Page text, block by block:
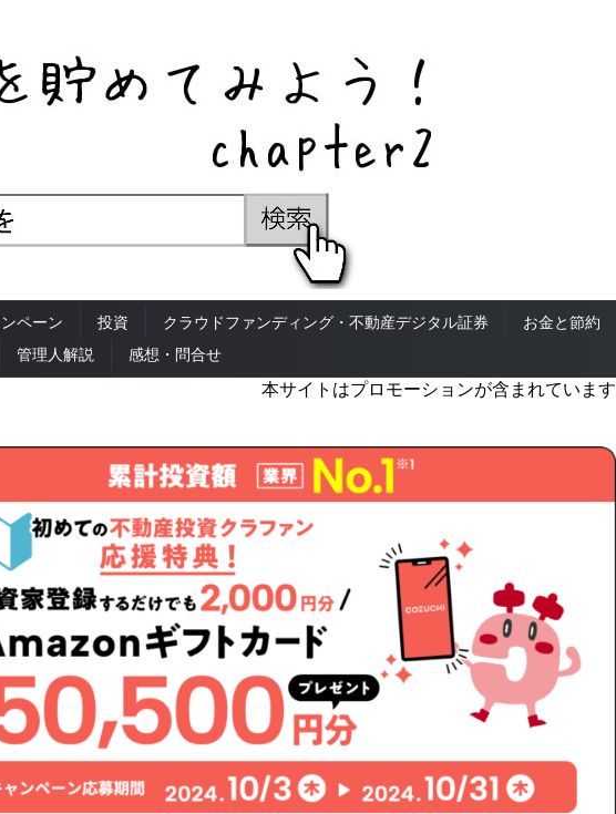
ペーン 投資 クラウドファンディング・不動産デジタル証券 お金と節約
管理人解説 感想・問合せ
本サイトはプロモーションが含まれています